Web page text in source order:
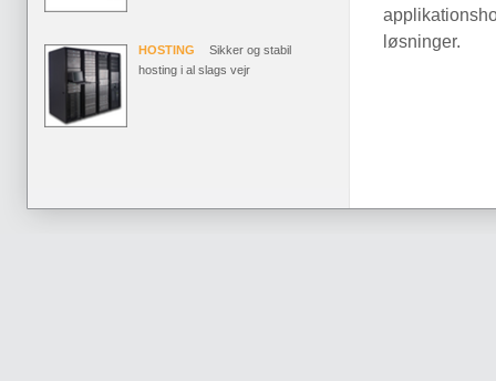
HOSTING
Sikker og stabil
hosting i al slags vejr
løsninger.